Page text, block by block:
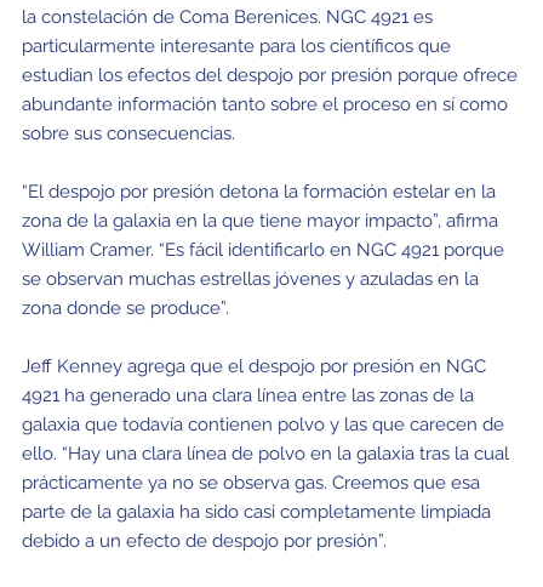
la constelación de Coma Berenices. NGC 4921 es
particularmente interesante para los científicos que
estudian los efectos del despojo por presión porque ofrece
abundante información tanto sobre el proceso en sí como
sobre sus consecuencias.
“El despojo por presión detona la formación estelar en la
zona de la galaxia en la que tiene mayor impacto”, afirma
William Cramer. “Es fácil identificarlo en NGC 4921 porque
se observan muchas estrellas jóvenes y azuladas en la
zona donde se produce”.
Jeff Kenney agrega que el despojo por presión en NGC
4921 ha generado una clara línea entre las zonas de la
galaxia que todavía contienen polvo y las que carecen de
ello. “Hay una clara línea de polvo en la galaxia tras la cual
prácticamente ya no se observa gas. Creemos que esa
parte de la galaxia ha sido casi completamente limpiada
debido a un efecto de despojo por presión”.